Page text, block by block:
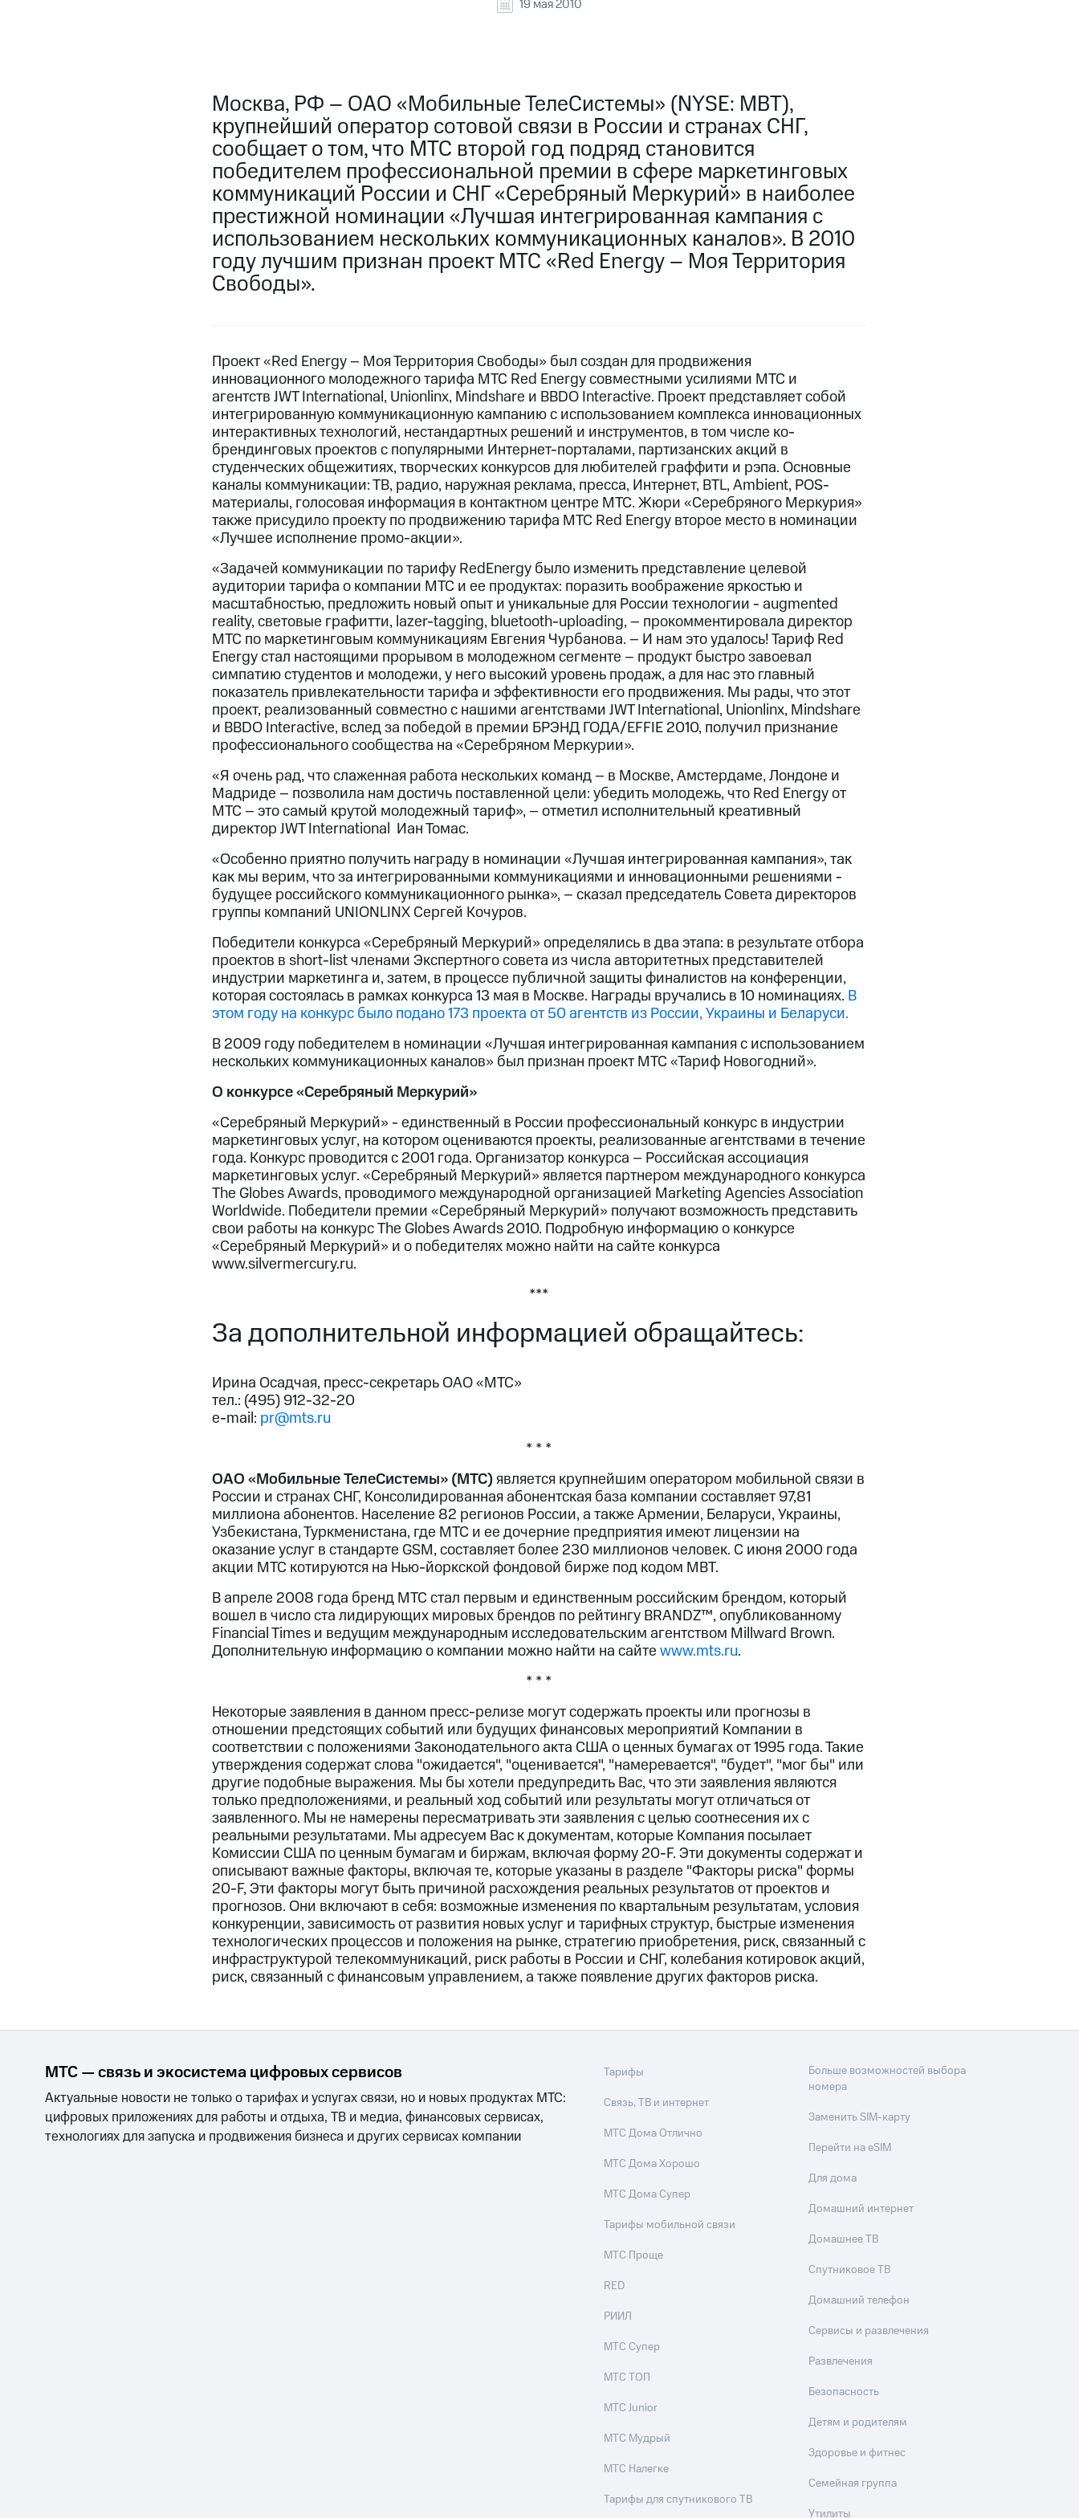
19 мая 2010
Москва, РФ – ОАО «Мобильные ТелеСистемы» (NYSE: MBT),
крупнейший оператор сотовой связи в России и странах СНГ,
сообщает о том, что МТС второй год подряд становится
победителем профессиональной премии в сфере маркетинговых
коммуникаций России и СНГ «Серебряный Меркурий» в наиболее
престижной номинации «Лучшая интегрированная кампания с
использованием нескольких коммуникационных каналов». В 2010
году лучшим признан проект МТС «Red Energy – Моя Территория
Свободы».
Проект «Red Energy – Моя Территория Свободы» был создан для продвижения
инновационного молодежного тарифа МТС Red Energy совместными усилиями МТС и
агентств JWT International, Unionlinx, Mindshare и BBDO Interactive. Проект представляет собой
интегрированную коммуникационную кампанию с использованием комплекса инновационных
интерактивных технологий, нестандартных решений и инструментов, в том числе ко-
брендинговых проектов с популярными Интернет-порталами, партизанских акций в
студенческих общежитиях, творческих конкурсов для любителей граффити и рэпа. Основные
каналы коммуникации: ТВ, радио, наружная реклама, пресса, Интернет, BTL, Ambient, POS-
материалы, голосовая информация в контактном центре МТС. Жюри «Серебряного Меркурия»
также присудило проекту по продвижению тарифа МТС Red Energy второе место в номинации
«Лучшее исполнение промо-акции».
«Задачей коммуникации по тарифу RedEnergy было изменить представление целевой
аудитории тарифа о компании МТС и ее продуктах: поразить воображение яркостью и
масштабностью, предложить новый опыт и уникальные для России технологии - augmented
reality, cветовые графитти, lazer-tagging, bluetooth-uploading, – прокомментировала директор
МТС по маркетинговым коммуникациям Евгения Чурбанова. – И нам это удалось! Тариф Red
Energy cтал настоящими прорывом в молодежном сегменте – продукт быстро завоевал
симпатию студентов и молодежи, у него высокий уровень продаж, а для нас это главный
показатель привлекательности тарифа и эффективности его продвижения. Мы рады, что этот
проект, реализованный совместно с нашими агентствами JWT International, Unionlinx, Mindshare
и BBDO Interactive, вслед за победой в премии БРЭНД ГОДА/EFFIE 2010, получил признание
профессионального сообщества на «Серебряном Меркурии».
«Я очень рад, что слаженная работа нескольких команд – в Москве, Амстердаме, Лондоне и
Мадриде – позволила нам достичь поставленной цели: убедить молодежь, что Red Energy от
МТС – это самый крутой молодежный тариф», – отметил исполнительный креативный
директор JWT International Иан Томас.
«Особенно приятно получить награду в номинации «Лучшая интегрированная кампания», так
как мы верим, что за интегрированными коммуникациями и инновационными решениями -
будущее российского коммуникационного рынка», – сказал председатель Совета директоров
группы компаний UNIONLINX Сергей Кочуров.
Победители конкурса «Серебряный Меркурий» определялись в два этапа: в результате отбора
проектов в short-list членами Экспертного совета из числа авторитетных представителей
индустрии маркетинга и, затем, в процессе публичной защиты финалистов на конференции,
которая состоялась в рамках конкурса 13 мая в Москве. Награды вручались в 10 номинациях. В
этом году на конкурс было подано 173 проекта от 50 агентств из России, Украины и Беларуси.
В 2009 году победителем в номинации «Лучшая интегрированная кампания с использованием
нескольких коммуникационных каналов» был признан проект МТС «Тариф Новогодний».
О конкурсе «Серебряный Меркурий»
«Серебряный Меркурий» - единственный в России профессиональный конкурс в индустрии
маркетинговых услуг, на котором оцениваются проекты, реализованные агентствами в течение
года. Конкурс проводится с 2001 года. Организатор конкурса – Российская ассоциация
маркетинговых услуг. «Серебряный Меркурий» является партнером международного конкурса
The Globes Awards, проводимого международной организацией Marketing Agencies Association
Worldwide. Победители премии «Серебряный Меркурий» получают возможность представить
свои работы на конкурс The Globes Awards 2010. Подробную информацию о конкурсе
«Серебряный Меркурий» и о победителях можно найти на сайте конкурса
www.silvermercury.ru.
***
За дополнительной информацией обращайтесь:
Ирина Осадчая, пресс-секретарь ОАО «МТС»
тел.: (495) 912-32-20
e-mail: pr@mts.ru
* * *
ОАО «Мобильные ТелеСистемы» (МТС)является крупнейшим оператором мобильной связи в
России и странах СНГ, Консолидированная абонентская база компании составляет 97,81
миллиона абонентов. Население 82 регионов России, а также Армении, Беларуси, Украины,
Узбекистана, Туркменистана, где МТС и ее дочерние предприятия имеют лицензии на
оказание услуг в стандарте GSM, составляет более 230 миллионов человек. С июня 2000 года
акции МТС котируются на Нью-йоркской фондовой бирже под кодом MBT.
В апреле 2008 года бренд МТС стал первым и единственным российским брендом, который
вошел в число ста лидирующих мировых брендов по рейтингу BRANDZ™, опубликованному
Financial Times и ведущим международным исследовательским агентством Millward Brown.
Дополнительную информацию о компании можно найти на сайтеwww.mts.ru.
* * *
Некоторые заявления в данном пресс-релизе могут содержать проекты или прогнозы в
отношении предстоящих событий или будущих финансовых мероприятий Компании в
соответствии с положениями Законодательного акта США о ценных бумагах от 1995 года. Такие
утверждения содержат слова "ожидается", "оценивается", "намеревается", "будет", "мог бы" или
другие подобные выражения. Мы бы хотели предупредить Вас, что эти заявления являются
только предположениями, и реальный ход событий или результаты могут отличаться от
заявленного. Мы не намерены пересматривать эти заявления с целью соотнесения их с
реальными результатами. Мы адресуем Вас к документам, которые Компания посылает
Комиссии США по ценным бумагам и биржам, включая форму 20-F. Эти документы содержат и
описывают важные факторы, включая те, которые указаны в разделе "Факторы риска" формы
20-F, Эти факторы могут быть причиной расхождения реальных результатов от проектов и
прогнозов. Они включают в себя: возможные изменения по квартальным результатам, условия
конкуренции, зависимость от развития новых услуг и тарифных структур, быстрые изменения
технологических процессов и положения на рынке, стратегию приобретения, риск, связанный с
инфраструктурой телекоммуникаций, риск работы в России и СНГ, колебания котировок акций,
риск, связанный с финансовым управлением, а также появление других факторов риска.
МТС — связь и экосистема цифровых сервисов
Актуальные новости не только о тарифах и услугах связи, но и новых продуктах МТС:
цифровых приложениях для работы и отдыха, ТВ и медиа, финансовых сервисах,
технологиях для запуска и продвижения бизнеса и других сервисах компании
Тарифы
Связь, ТВ и интернет
МТС Дома Отлично
МТС Дома Хорошо
МТС Дома Супер
Тарифы мобильной связи
МТС Проще
RED
РИИЛ
МТС Супер
МТС ТОП
МТС Junior
МТС Мудрый
МТС Налегке
Тарифы для спутникового ТВ
Больше возможностей выбора
номера
Заменить SIM-карту
Перейти на eSIM
Для дома
Домашний интернет
Домашнее ТВ
Спутниковое ТВ
Домашний телефон
Сервисы и развлечения
Развлечения
Безопасность
Детям и родителям
Здоровье и фитнес
Семейная группа
Утилиты